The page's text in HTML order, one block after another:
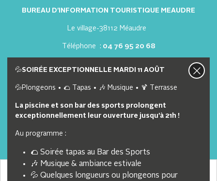
BUREAU D'INFORMATION TOURISTIQUE MEAUDRE
Le village-38112 Méaudre
Téléphone : 04 76 95 20 68
Nous contacter Nos offres d'emploi
Lien utiles
Webcam
Partenaires
CGVU
💦SOIRÉE EXCEPTIONNELLE MARDI 11 AOÛT
💦Plongeons • 🌮 Tapas • 🎶 Musique • 🍹 Terrasse
La piscine et son bar des sports prolongent
exceptionnellement leur ouverture jusqu'à 21h !
Au programme :
🌮 Soirée tapas au Bar des Sports
🎶 Musique & ambiance estivale
💦 Quelques longueurs ou plongeons pour
Nous collectons et traitons vos informations personnelles